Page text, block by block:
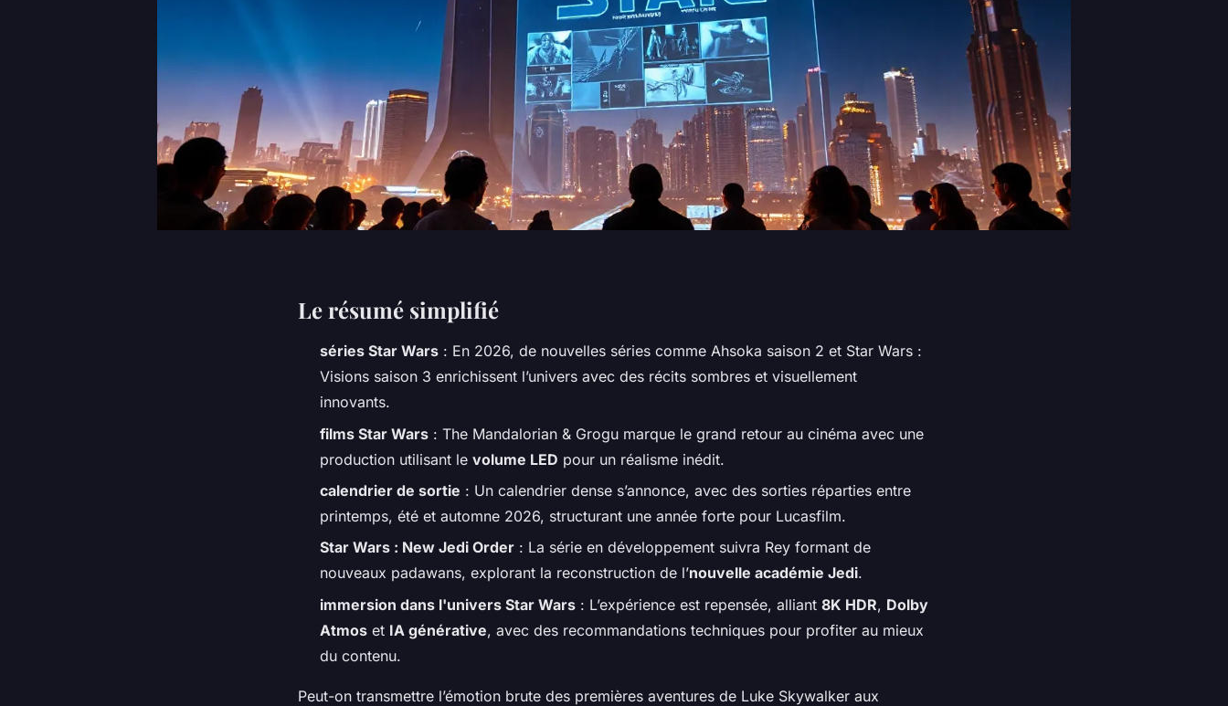
Le résumé simplifié
séries Star Wars : En 2026, de nouvelles séries comme Ahsoka saison 2 et Star Wars :
Visions saison 3 enrichissent l’univers avec des récits sombres et visuellement
innovants.
films Star Wars : The Mandalorian & Grogu marque le grand retour au cinéma avec une
production utilisant le volume LED pour un réalisme inédit.
calendrier de sortie : Un calendrier dense s’annonce, avec des sorties réparties entre
printemps, été et automne 2026, structurant une année forte pour Lucasfilm.
Star Wars : New Jedi Order : La série en développement suivra Rey formant de
nouveaux padawans, explorant la reconstruction de l’nouvelle académie Jedi.
immersion dans l'univers Star Wars : L’expérience est repensée, alliant 8K HDR, Dolby
Atmos et IA générative, avec des recommandations techniques pour profiter au mieux
du contenu.
Peut-on transmettre l’émotion brute des premières aventures de Luke Skywalker aux